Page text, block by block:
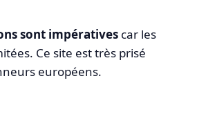
sont impératives car les
Ce site est très prisé
européens.